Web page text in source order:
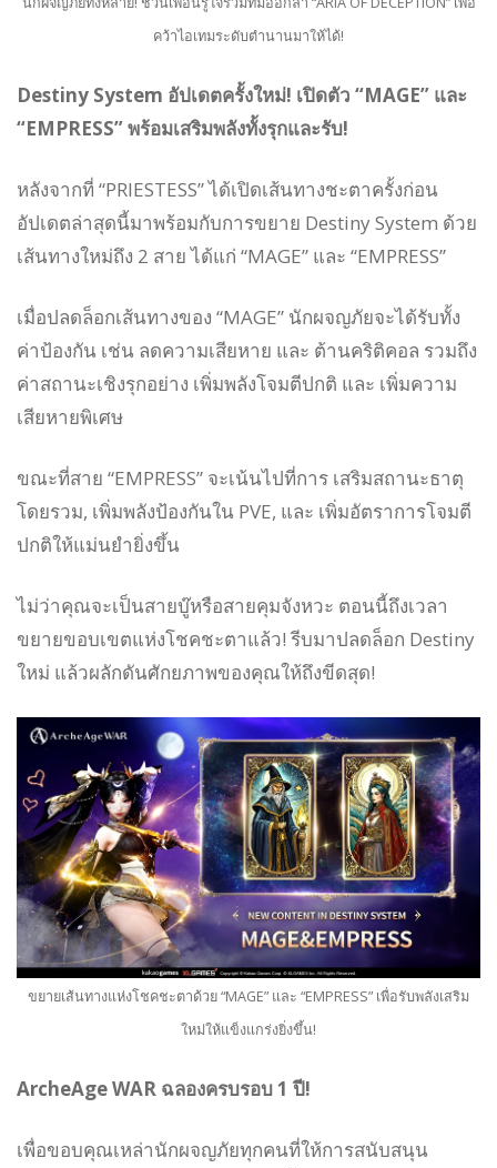
คว้าไอเทมระดับตำนานมาให้ได้!
Destiny System อัปเดตครั้งใหม่! เปิดตัว “MAGE” และ
“EMPRESS” พร้อมเสริมพลังทั้งรุกและรับ!
หลังจากที่ “PRIESTESS” ได้เปิดเส้นทางชะตาครั้งก่อน
อัปเดตล่าสุดนี้มาพร้อมกับการขยาย Destiny System ด้วย
เส้นทางใหม่ถึง 2 สาย ได้แก่ “MAGE” และ “EMPRESS”
เมื่อปลดล็อกเส้นทางของ “MAGE” นักผจญภัยจะได้รับทั้ง
ค่าป้องกัน เช่น ลดความเสียหาย และ ต้านคริติคอล รวมถึง
ค่าสถานะเชิงรุกอย่าง เพิ่มพลังโจมตีปกติ และ เพิ่มความ
เสียหายพิเศษ
ขณะที่สาย “EMPRESS” จะเน้นไปที่การ เสริมสถานะธาตุ
โดยรวม, เพิ่มพลังป้องกันใน PVE, และ เพิ่มอัตราการโจมตี
ปกติให้แม่นยำยิ่งขึ้น
ไม่ว่าคุณจะเป็นสายบู๊หรือสายคุมจังหวะ ตอนนี้ถึงเวลา
ขยายขอบเขตแห่งโชคชะตาแล้ว! รีบมาปลดล็อก Destiny
ใหม่ แล้วผลักดันศักยภาพของคุณให้ถึงขีดสุด!
ขยายเส้นทางแห่งโชคชะตาด้วย “MAGE” และ “EMPRESS” เพื่อรับพลังเสริม
ใหม่ให้แข็งแกร่งยิ่งขึ้น!
ArcheAge WAR ฉลองครบรอบ 1 ปี!
เพื่อขอบคุณเหล่านักผจญภัยทุกคนที่ให้การสนับสนุน